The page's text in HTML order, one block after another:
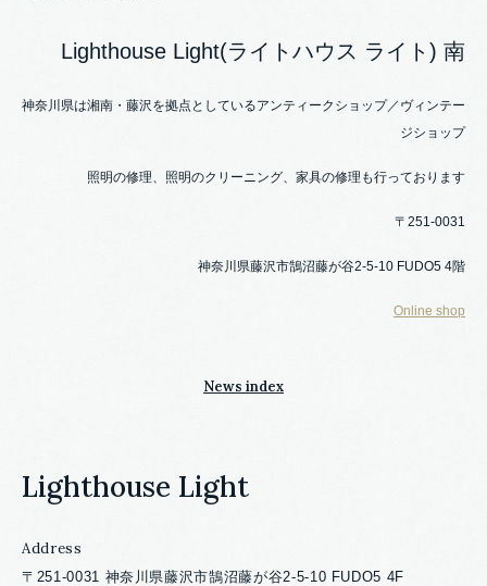
Lighthouse Light(ライトハウス ライト) 南
神奈川県は湘南・藤沢を拠点としているアンティークショップ／ヴィンテー
ジショップ
照明の修理、照明のクリーニング、家具の修理も行っております
〒251-0031
神奈川県藤沢市鵠沼藤が谷2-5-10 FUDO5 4階
Online shop
News index
Lighthouse Light
Address
〒251-0031 神奈川県藤沢市鵠沼藤が谷2-5-10 FUDO5 4F